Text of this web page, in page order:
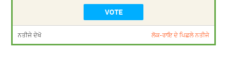
ਨਤੀਜੇ ਦੇਖੋ ਲੋਕ-ਰਾਇ ਦੇ ਪਿਛਲੇ ਨਤੀਜੇ